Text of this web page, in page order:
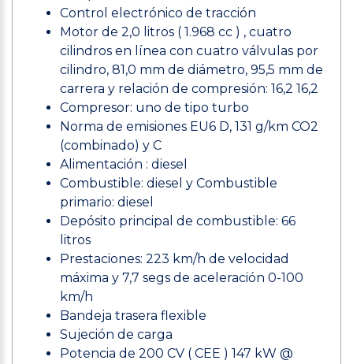
Control electrónico de tracción
Motor de 2,0 litros ( 1.968 cc ) , cuatro
cilindros en línea con cuatro válvulas por
cilindro, 81,0 mm de diámetro, 95,5 mm de
carrera y relación de compresión: 16,2 16,2
Compresor: uno de tipo turbo
Norma de emisiones EU6 D, 131 g/km CO2
(combinado) y C
Alimentación : diesel
Combustible: diesel y Combustible
primario: diesel
Depósito principal de combustible: 66
litros
Prestaciones: 223 km/h de velocidad
máxima y 7,7 segs de aceleración 0-100
km/h
Bandeja trasera flexible
Sujeción de carga
Potencia de 200 CV ( CEE ) 147 kW @